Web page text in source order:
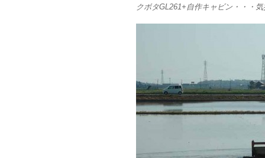
クボタGL261+自作キャビン・・・